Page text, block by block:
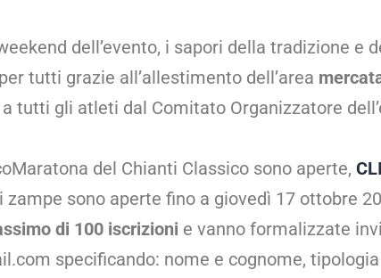
dell’evento, i sapori della tradizione e
tutti grazie all’allestimento dell’area
tutti gli atleti dal Comitato Organizzatore
del Chianti Classico sono aperte,
sono aperte fino a giovedì 17 ottobre
di 100 iscrizioni e vanno formalizzate
specificando: nome e cognome,